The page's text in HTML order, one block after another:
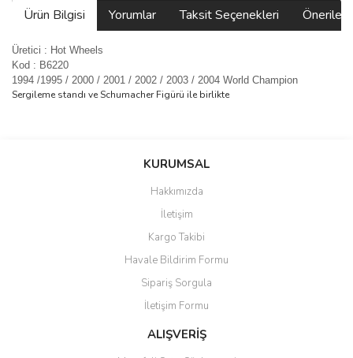
Ürün Bilgisi Yorumlar Taksit Seçenekleri
Üretici : Hot Wheels
Kod : B6220
1994 /1995 / 2000 / 2001 / 2002 / 2003 / 2004 World Champion
Sergileme standı ve Schumacher Figürü ile birlikte
Bu ürüne ilk yorumu siz yapın!
Yorum Yaz
Ürün resmi kalitesiz, bozuk veya görüntülenemiyor.
Ürün açıklamasında eksik bilgiler bulunuyor.
Ürün bilgilerinde hatalar bulunuyor.
Ürün fiyatı diğer sitelerden daha pahalı.
Bu ürüne benzer farklı alternatifler olmalı.
KURUMSAL
Hakkımızda
İletişim
Kargo Takibi
Havale Bildirim Formu
Sipariş Sorgula
İletişim Formu
ALIŞVERİŞ